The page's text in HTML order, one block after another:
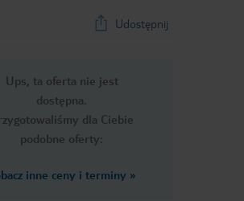
Udostępnij
Ups, ta oferta nie jest
dostępna.
dla Ciebie
podobne oferty:
inne ceny i terminy »
Bardzo dobry